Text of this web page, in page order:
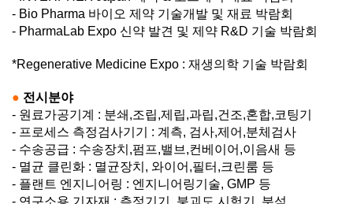
- Bio Pharma 바이오 제약 기술개발 및 재료 박람회
- PharmaLab Expo 신약 발견 및 제약 R&D 기술 박람회
*Regenerative Medicine Expo : 재생의학 기술 박람회
● 전시분야
- 원료가공기계 : 분쇄,조립,제립,과립,건조,혼합,코팅기
- 프로세스 측정검사기기 : 계측, 검사,제어,분체검사
- 수송공급 : 수송장치,펌프,밸브,컨베이어,이음새 등
- 멸균 클린화 : 멸균장치, 와이어,필터,크린룸 등
- 플랜트 엔지니어링 : 엔지니어링기술, GMP 등
- 연구소용 기자재 : 측정기기, 붕괴도 시험기, 분석